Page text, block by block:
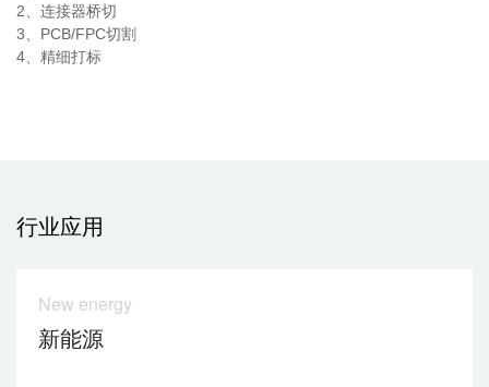
2、连接器桥切
3、 PCB/FPC切割
4、精细打标
行业应用
New energy
新能源